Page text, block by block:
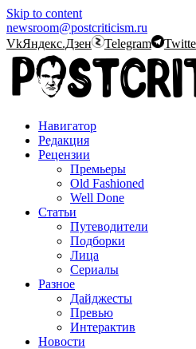
Skip to content
newsroom@postcriticism.ru
VkЯндекс.Дзен Telegram
Навигатор
Редакция
Рецензии
Премьеры
Old Fashioned
Well Done
Статьи
Путеводители
Подборки
Лица
Сериалы
Разное
Дайджесты
Превью
Интерактив
Новости